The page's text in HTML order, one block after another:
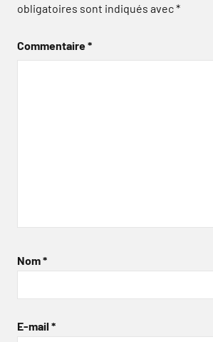
obligatoires sont indiqués avec*
Commentaire*
Nom*
E-mail *